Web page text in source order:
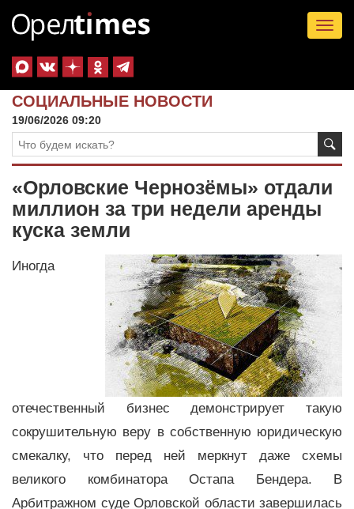
СОЦИАЛЬНЫЕ НОВОСТИ
19/06/2026 09:20
«Орловские Чернозёмы» отдали
миллион за три недели аренды
куска земли
Иногда
отечественный бизнес демонстрирует такую
сокрушительную веру в собственную юридическую
смекалку, что перед ней меркнут даже схемы
великого комбинатора Остапа Бендера. В
Арбитражном суде Орловской области завершилась